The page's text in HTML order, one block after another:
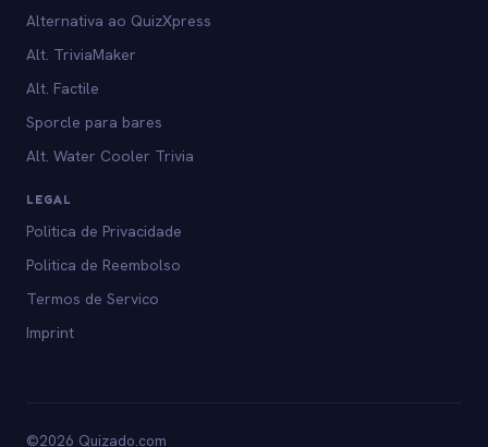
Alternativa ao QuizXpress
Alt. TriviaMaker
Alt. Factile
Sporcle para bares
Alt. Water Cooler Trivia
LEGAL
Politica de Privacidade
Politica de Reembolso
Termos de Servico
Imprint
©2026 Quizado.com